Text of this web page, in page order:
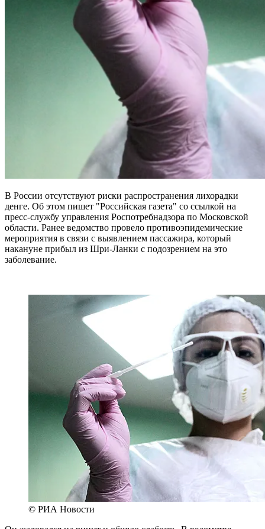
В России отсутствуют риски распространения лихорадки
денге. Об этом пишет "Российская газета" со ссылкой на
пресс-службу управления Роспотребнадзора по Московской
области. Ранее ведомство провело противоэпидемические
мероприятия в связи с выявлением пассажира, который
накануне прибыл из Шри-Ланки с подозрением на это
заболевание.
© РИА Новости